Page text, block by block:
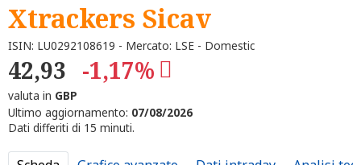
Xtrackers Sicav
ISIN: LU0292108619 - Mercato: LSE - Domestic
42,93 -1,17%
valuta in GBP
Ultimo aggiornamento: 07/08/2026
Dati differiti di 15 minuti.